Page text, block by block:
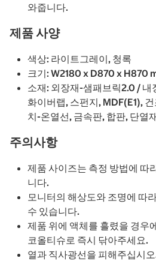
와줍니다.
제품 사양
색상: 라이트그레이, 청록
크기: W2180 x D870 x H870
소재: 외장재-샘패브릭2.0 /
화이버랩, 스펀지, MDF(E1),
치-온열선, 금속판, 합판, 단열
주의사항
제품 사이즈는 측정 방법에 따
니다.
모니터의 해상도와 조명에 따
수 있습니다.
제품 위에 액체를 흘렸을 경우
코올티슈로 즉시 닦아주세요.
열과 직사광선을 피해주십시